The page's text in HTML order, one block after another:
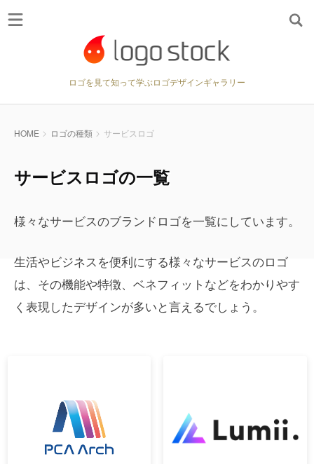
ロゴを見て知って学ぶロゴデザインギャラリー
HOME ロゴの種類 サービスロゴ
サービスロゴの一覧
様々なサービスのブランドロゴを一覧にしています。
生活やビジネスを便利にする様々なサービスのロゴ
は、その機能や特徴、ベネフィットなどをわかりやす
く表現したデザインが多いと言えるでしょう。